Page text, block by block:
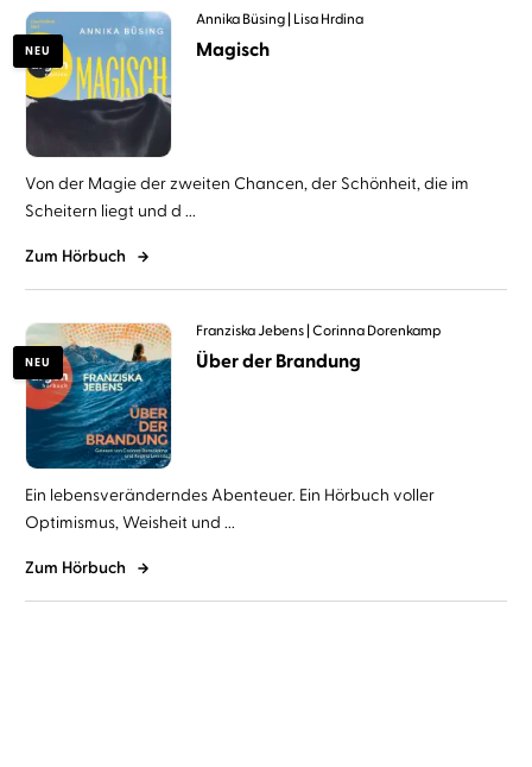
NEU
Annika Büsing Lisa Hrdina
Magisch
Von der Magie der zweiten Chancen, der Schönheit, die im
Scheitern liegt und d ...
Zum Hörbuch
NEU
Franziska Jebens Corinna Dorenkamp
Über der Brandung
Ein lebensveränderndes Abenteuer. Ein Hörbuch voller
Optimismus, Weisheit und ...
Zum Hörbuch